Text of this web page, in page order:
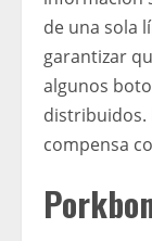
de una sola
garantizar
algunos
distribuidos.
compensa